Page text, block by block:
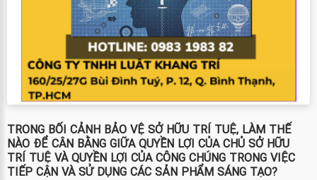
TRONG BỐI CẢNH BẢO VỆ SỞ HỮU TRÍ TUỆ, LÀM THẾ
NÀO ĐỂ CÂN BẰNG GIỮA QUYỀN LỢI CỦA CHỦ SỞ HỮU
TRÍ TUỆ VÀ QUYỀN LỢI CỦA CÔNG CHÚNG TRONG VIỆC
TIẾP CẬN VÀ SỬ DỤNG CÁC SẢN PHẨM SÁNG TẠO?